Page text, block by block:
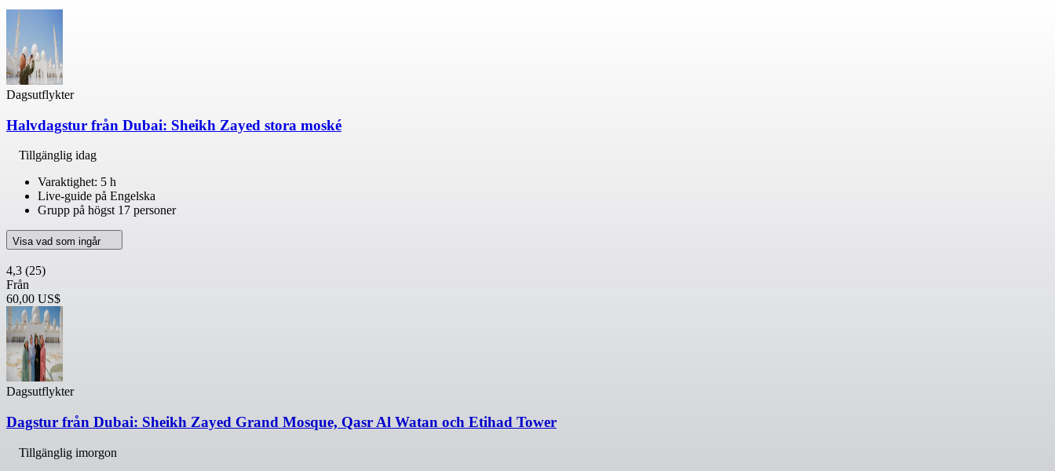
Dagsutflykter
Halvdagstur från Dubai: Sheikh Zayed stora moské
Tillgänglig idag
Varaktighet: 5 h
Live-guide på Engelska
Grupp på högst 17 personer
Visa vad som ingår
4,3 (25)
Från
60,00 US$
Dagsutflykter
Dagstur från Dubai: Sheikh Zayed Grand Mosque, Qasr Al Watan och Etihad Tower
Tillgänglig imorgon